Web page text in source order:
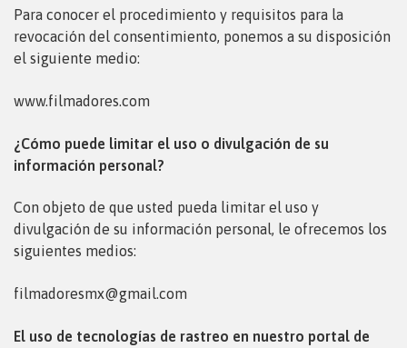
Para conocer el procedimiento y requisitos para la
revocación del consentimiento, ponemos a su disposición
el siguiente medio:
www.filmadores.com
¿Cómo puede limitar el uso o divulgación de su
información personal?
Con objeto de que usted pueda limitar el uso y
divulgación de su información personal, le ofrecemos los
siguientes medios:
filmadoresmx@gmail.com
El uso de tecnologías de rastreo en nuestro portal de